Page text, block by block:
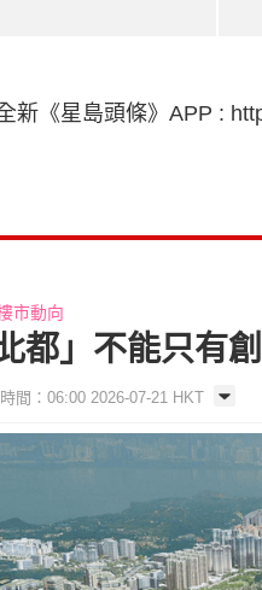
新《星島頭條》APP :
市動向
都」不能只有
間：06:00 2026-07-21 HKT